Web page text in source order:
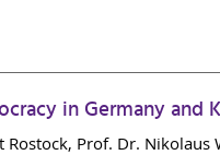
in Germany and
Prof. Dr. Nikolaus